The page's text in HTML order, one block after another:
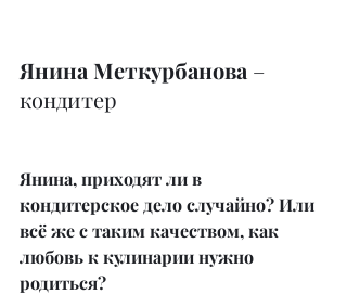
Янина Меткурбанова –
кондитер
Янина, приходят ли в
кондитерское дело случайно? Или
всё же с таким качеством, как
любовь к кулинарии нужно
родиться?